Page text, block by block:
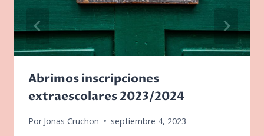
Abrimos inscripciones
extraescolares 2023/2024
Por Jonas Cruchon septiembre 4, 2023